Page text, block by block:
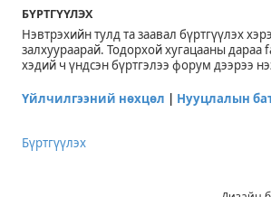
БҮРТГҮҮЛЭХ
Нэвтрэхийн тулд та заавал бүртгүүлэх
залхуураарай. Тодорхой хугацааны
хэдий ч үндсэн бүртгэлээ форум дээрээ
Үйлчилгээний нөхцөл | Нууцлалын
Бүртгүүлэх